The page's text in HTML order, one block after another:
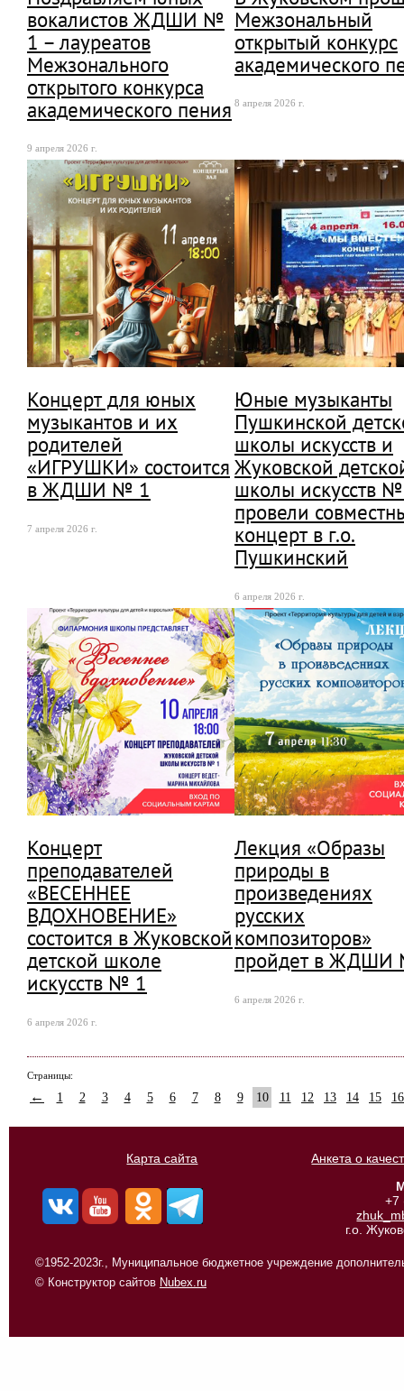
вокалистов ЖДШИ №
1 – лауреатов
Межзонального
открытого конкурса
академического пения
9 апреля 2026 г.
Межзональный
открытый конкурс
академического
8 апреля 2026 г.
Концерт для юных
музыкантов и их
родителей
«ИГРУШКИ» состоится
в ЖДШИ № 1
7 апреля 2026 г.
Юные музыканты
Пушкинской
школы искусств и
Жуковской
школы искусств
провели
концерт в г.о.
Пушкинский
6 апреля 2026 г.
Концерт
преподавателей
«ВЕСЕННЕЕ
ВДОХНОВЕНИЕ»
состоится в Жуковской
детской школе
искусств № 1
6 апреля 2026 г.
Лекция «Образы
природы в
произведениях
русских
композиторов»
пройдет в
6 апреля 2026 г.
Страницы:
← 1 2 3 4 5 6 7 8 9 10 11 12 13 14 15 16
Карта сайта
Анкета о
+7
г.о.
©1952-2023г., Муниципальное бюджетное учреждение
© Конструктор сайтов Nubex.ru